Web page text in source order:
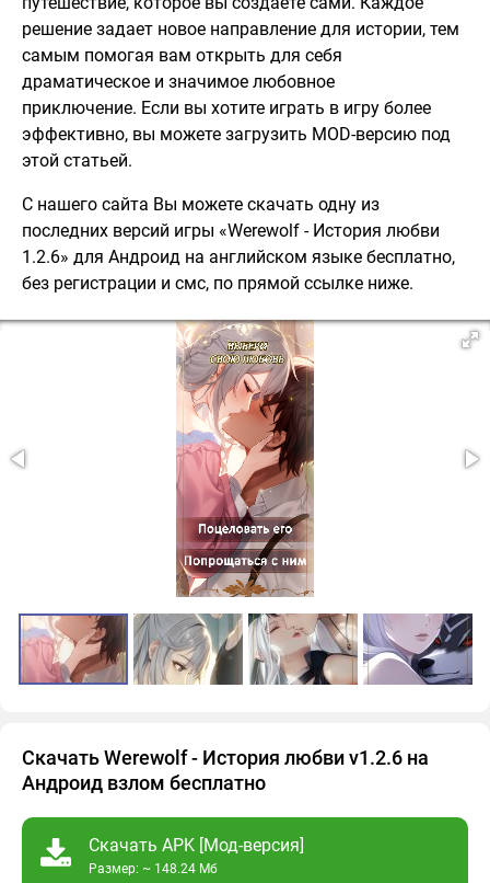
решение задает новое направление для истории, тем
самым помогая вам открыть для себя
драматическое и значимое любовное
приключение. Если вы хотите играть в игру более
эффективно, вы можете загрузить MOD-версию под
этой статьей.
С нашего сайта Вы можете скачать одну из
последних версий игры «Werewolf - История любви
1.2.6» для Андроид на английском языке бесплатно,
без регистрации и смс, по прямой ссылке ниже.
Скачать Werewolf - История любви v1.2.6 на
Андроид взлом бесплатно
Скачать APK [Мод-версия]
Размер: ~ 148.24 Мб